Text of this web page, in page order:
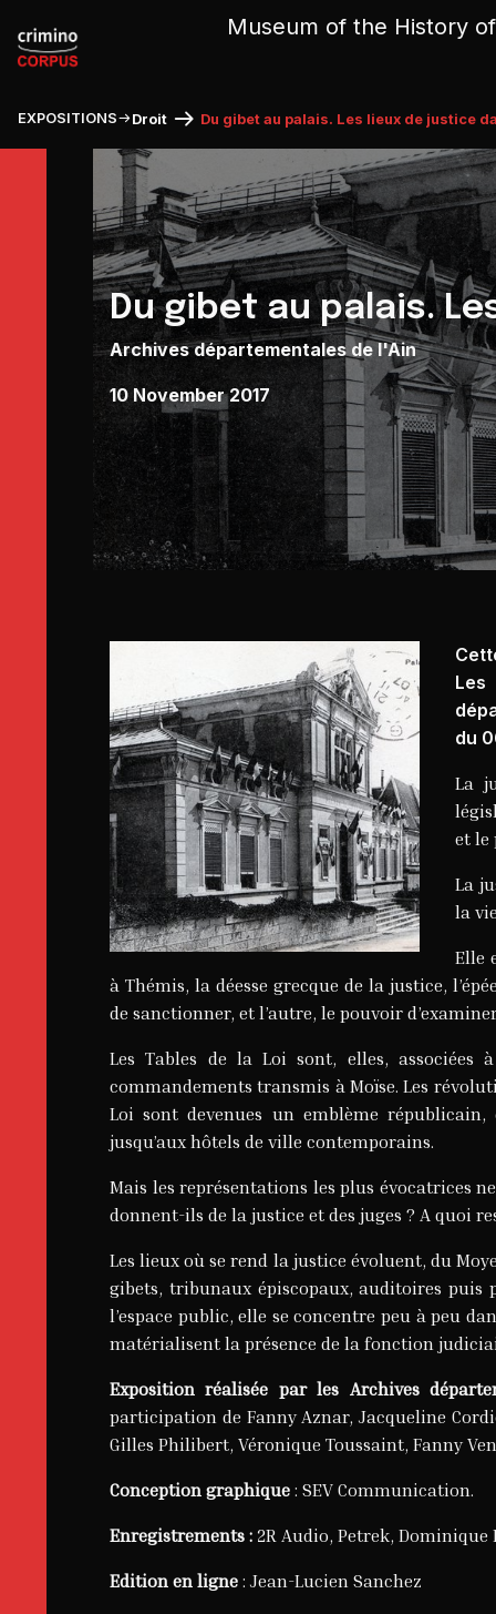
Museum of the History
EXPOSITIONS Droit Du gibet au palais. Les lieux de justice
Du gibet au palais.
Archives départementales de l'Ain
10 November 2017
du
La
et le
La
la
Elle
à Thémis, la déesse grecque de la justice,
de sanctionner, et l’autre, le pouvoir
Les Tables de la Loi sont, elles, associées
commandements transmis à Moïse. Les
Loi sont devenues un emblème
jusqu’aux hôtels de ville contemporains.
Mais les représentations les plus évocatrices
donnent-ils de la justice et des juges ? A quoi
Les lieux où se rend la justice évoluent, du
gibets, tribunaux épiscopaux, auditoires puis
l’espace public, elle se concentre peu à peu
matérialisent la présence de la fonction
Exposition réalisée par les Archives
participation de Fanny Aznar, Jacqueline
Gilles Philibert, Véronique Toussaint, Fanny
Conception graphique : SEV Communication.
Enregistrements : 2R Audio, Petrek, Dominique
Edition en ligne : Jean-Lucien Sanchez
Cookies management panel